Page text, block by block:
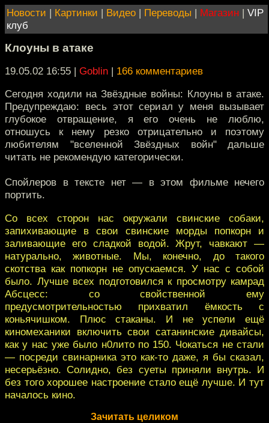
Новости | Картинки | Видео | Переводы | Магазин | VIP
клуб
Клоуны в атаке
19.05.02 16:55 | Goblin | 166 комментариев
Сегодня ходили на Звёздные войны: Клоуны в атаке.
Предупреждаю: весь этот сериал у меня вызывает
глубокое отвращение, я его очень не люблю,
отношусь к нему резко отрицательно и поэтому
любителям "вселенной Звёздных войн" дальше
читать не рекомендую категорически.
Спойлеров в тексте нет — в этом фильме нечего
портить.
Со всех сторон нас окружали свинские собаки,
запихивающие в свои свинские морды попкорн и
заливающие его сладкой водой. Жрут, чавкают —
натурально, животные. Мы, конечно, до такого
скотства как попкорн не опускаемся. У нас с собой
было. Лучше всех подготовился к просмотру камрад
Абсцесс: со свойственной ему
предусмотрительностью прихватил ёмкость с
коньячишком. Плюс стаканы. И не успели ещё
киномеханики включить свои сатанинские дивайсы,
как у нас уже было н0лито по 150. Чокаться не стали
— посреди свинарника это как-то даже, я бы сказал,
несерьёзно. Солидно, без суеты приняли внутрь. И
без того хорошее настроение стало ещё лучше. И тут
началось кино.
Зачитать целиком